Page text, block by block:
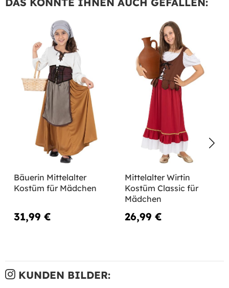
Bäuerin Mittelalter
Kostüm für Mädchen
31,99 €
Mittelalter Wirtin
Kostüm Classic für
Mädchen
26,99 €
KUNDEN BILDER: